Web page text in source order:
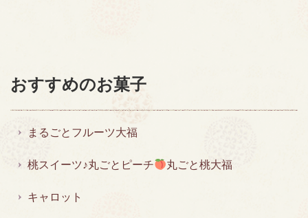
おすすめのお菓子
まるごとフルーツ大福
桃スイーツ♪丸ごとピーチ 丸ごと桃大福
キャロット